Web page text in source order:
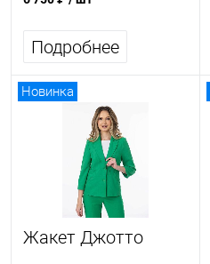
Подробнее
Новинка
Жакет Джотто